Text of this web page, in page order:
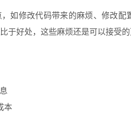
如修改代码带来的麻烦、修改
于好处，这些麻烦还是可以接受
本